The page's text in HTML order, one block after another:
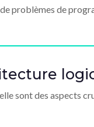
problèmes de
sont des aspects